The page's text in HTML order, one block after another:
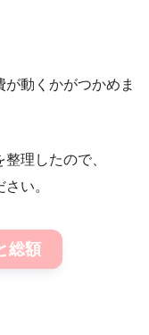
動くかがつかめま
整理したので、
い。
総額